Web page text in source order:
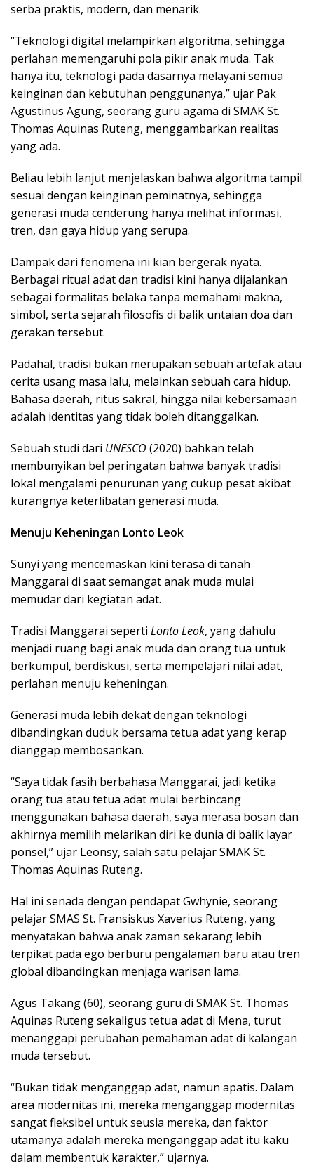
serba praktis, modern, dan menarik.
“Teknologi digital melampirkan algoritma, sehingga
perlahan memengaruhi pola pikir anak muda. Tak
hanya itu, teknologi pada dasarnya melayani semua
keinginan dan kebutuhan penggunanya,” ujar Pak
Agustinus Agung, seorang guru agama di SMAK St.
Thomas Aquinas Ruteng, menggambarkan realitas
yang ada.
Beliau lebih lanjut menjelaskan bahwa algoritma tampil
sesuai dengan keinginan peminatnya, sehingga
generasi muda cenderung hanya melihat informasi,
tren, dan gaya hidup yang serupa.
Dampak dari fenomena ini kian bergerak nyata.
Berbagai ritual adat dan tradisi kini hanya dijalankan
sebagai formalitas belaka tanpa memahami makna,
simbol, serta sejarah filosofis di balik untaian doa dan
gerakan tersebut.
Padahal, tradisi bukan merupakan sebuah artefak atau
cerita usang masa lalu, melainkan sebuah cara hidup.
Bahasa daerah, ritus sakral, hingga nilai kebersamaan
adalah identitas yang tidak boleh ditanggalkan.
Sebuah studi dari UNESCO (2020) bahkan telah
membunyikan bel peringatan bahwa banyak tradisi
lokal mengalami penurunan yang cukup pesat akibat
kurangnya keterlibatan generasi muda.
Menuju Keheningan Lonto Leok
Sunyi yang mencemaskan kini terasa di tanah
Manggarai di saat semangat anak muda mulai
memudar dari kegiatan adat.
Tradisi Manggarai seperti Lonto Leok, yang dahulu
menjadi ruang bagi anak muda dan orang tua untuk
berkumpul, berdiskusi, serta mempelajari nilai adat,
perlahan menuju keheningan.
Generasi muda lebih dekat dengan teknologi
dibandingkan duduk bersama tetua adat yang kerap
dianggap membosankan.
“Saya tidak fasih berbahasa Manggarai, jadi ketika
orang tua atau tetua adat mulai berbincang
menggunakan bahasa daerah, saya merasa bosan dan
akhirnya memilih melarikan diri ke dunia di balik layar
ponsel,” ujar Leonsy, salah satu pelajar SMAK St.
Thomas Aquinas Ruteng.
Hal ini senada dengan pendapat Gwhynie, seorang
pelajar SMAS St. Fransiskus Xaverius Ruteng, yang
menyatakan bahwa anak zaman sekarang lebih
terpikat pada ego berburu pengalaman baru atau tren
global dibandingkan menjaga warisan lama.
Agus Takang (60), seorang guru di SMAK St. Thomas
Aquinas Ruteng sekaligus tetua adat di Mena, turut
menanggapi perubahan pemahaman adat di kalangan
muda tersebut.
“Bukan tidak menganggap adat, namun apatis. Dalam
area modernitas ini, mereka menganggap modernitas
sangat fleksibel untuk seusia mereka, dan faktor
utamanya adalah mereka menganggap adat itu kaku
dalam membentuk karakter,” ujarnya.